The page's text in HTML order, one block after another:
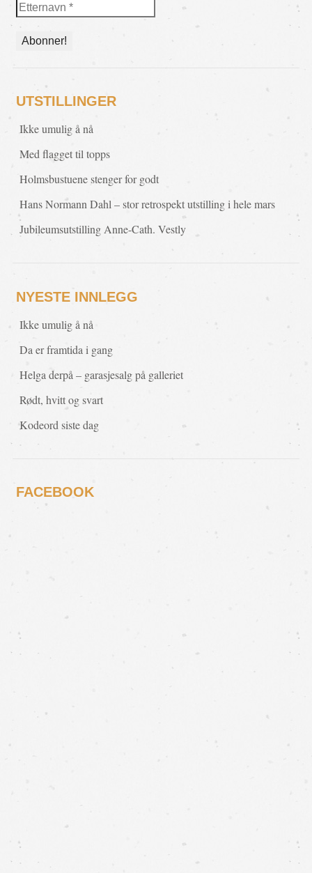
UTSTILLINGER
Ikke umulig å nå
Med flagget til topps
Holmsbustuene stenger for godt
Hans Normann Dahl – stor retrospekt utstilling i hele mars
Jubileumsutstilling Anne-Cath. Vestly
NYESTE INNLEGG
Ikke umulig å nå
Da er framtida i gang
Helga derpå – garasjesalg på galleriet
Rødt, hvitt og svart
Kodeord siste dag
FACEBOOK